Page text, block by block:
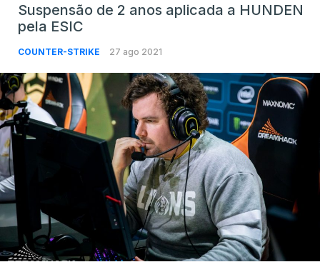
Suspensão de 2 anos aplicada a HUNDEN
pela ESIC
COUNTER-STRIKE 27 ago 2021